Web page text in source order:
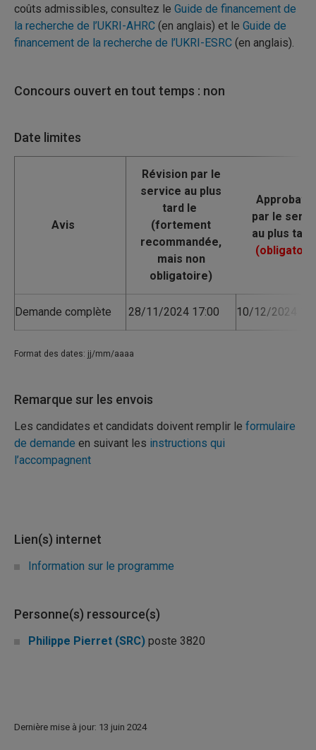
coûts admissibles, consultez le Guide de financement de
la recherche de l’UKRI-AHRC (en anglais) et le Guide de
financement de la recherche de l’UKRI-ESRC (en anglais).
Concours ouvert en tout temps : non
Date limites
Avis
Demande complète 28/11/2024 17:00 10/12/2024
Format des dates: jj/mm/aaaa
Remarque sur les envois
Les candidates et candidats doivent remplir le formulaire
de demande en suivant les instructions qui
l’accompagnent
Lien(s) internet
Information sur le programme
Personne(s) ressource(s)
Philippe Pierret (SRC) poste 3820
Dernière mise à jour: 13 juin 2024